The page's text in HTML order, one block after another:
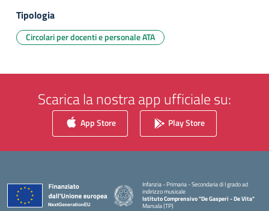
Tipologia
Circolari per docenti e personale ATA
Scarica la nostra app ufficiale su:
App Store Play Store
Infanzia - Primaria - Secondaria di I grado ad
indirizzo musicale
Istituto Comprensivo "De Gasperi - De Vita"
Marsala (TP)